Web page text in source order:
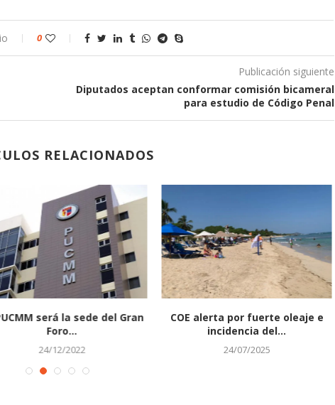
0
Publicación siguiente
Diputados aceptan conformar comisión bicameral
para estudio de Código Penal
RELACIONADOS
será la sede del Gran
Foro...
24/12/2022
COE alerta por fuerte oleaje e
incidencia del...
24/07/2025